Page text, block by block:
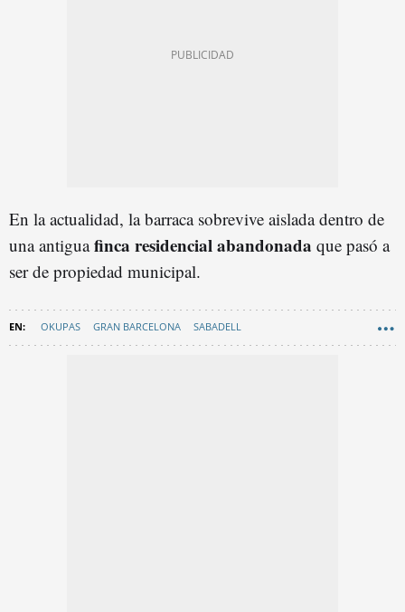
En la actualidad, la barraca sobrevive aislada dentro de
una antiguafinca residencial abandonada que pasó a
ser de propiedad municipal.
OKUPAS GRAN BARCELONA SABADELL